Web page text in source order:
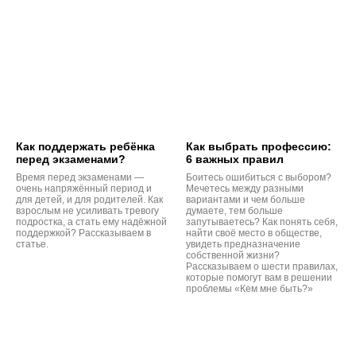
Как поддержать ребёнка
перед экзаменами?
Время перед экзаменами —
очень напряжённый период и
для детей, и для родителей. Как
взрослым не усиливать тревогу
подростка, а стать ему надёжной
поддержкой? Рассказываем в
статье.
Как выбрать профессию:
6 важных правил
Боитесь ошибиться с выбором?
Мечетесь между разными
вариантами и чем больше
думаете, тем больше
запутываетесь? Как понять себя,
найти своё место в обществе,
увидеть предназначение
собственной жизни?
Рассказываем о шести правилах,
которые помогут вам в решении
проблемы «Кем мне быть?»